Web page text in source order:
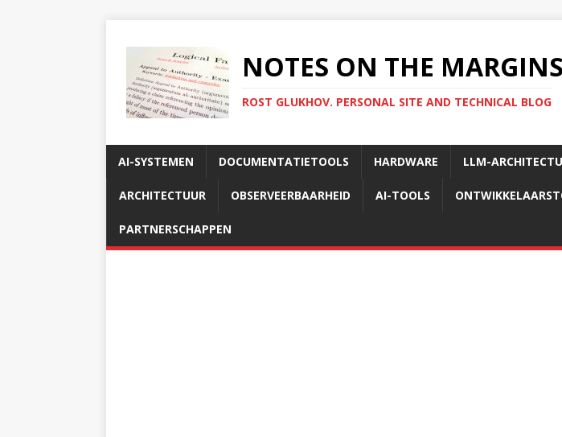
NOTES ON THE MARGINS
ROST GLUKHOV. PERSONAL SITE AND TECHNICAL BLOG
AI-SYSTEMEN DOCUMENTATIETOOLS HARDWARE LLM-
ARCHITECTUUR OBSERVEERBAARHEID AI-TOOLS
PARTNERSCHAPPEN